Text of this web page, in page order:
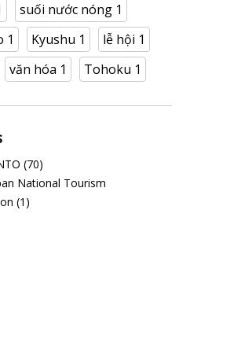
suối nước nóng 1
1 Kyushu 1 lễ hội 1
văn hóa 1 Tohoku 1
(70)
National Tourism
(1)